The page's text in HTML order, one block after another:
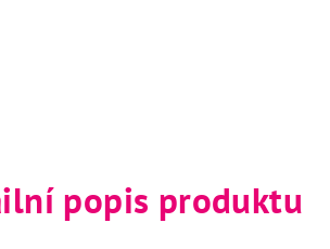
popis produktu